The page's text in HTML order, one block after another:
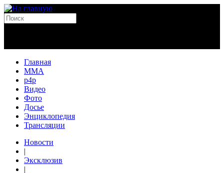
Главная
MMA
p4p
Видео
Фото
Досье
Энциклопедия
Трансляции
Новости
|
Эксклюзив
|